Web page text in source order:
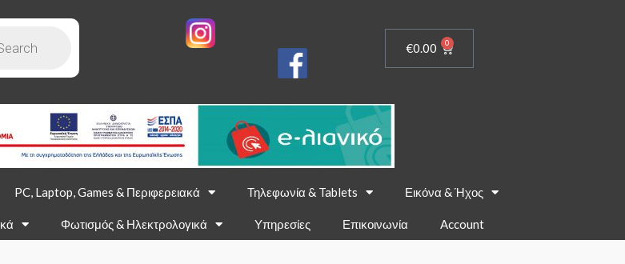
€0.00 0
PC, Laptop, Games & Περιφερειακά Τηλεφωνία & Tablets Εικόνα & Ήχος
Φωτισμός & Ηλεκτρολογικά Υπηρεσίες Επικοινωνία Account